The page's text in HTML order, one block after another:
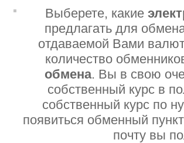
Выберете, какие
предлагать для
отдаваемой Вами
количество
обмена. Вы в свою
собственный курс в
собственный курс по
появиться обменный
почту вы